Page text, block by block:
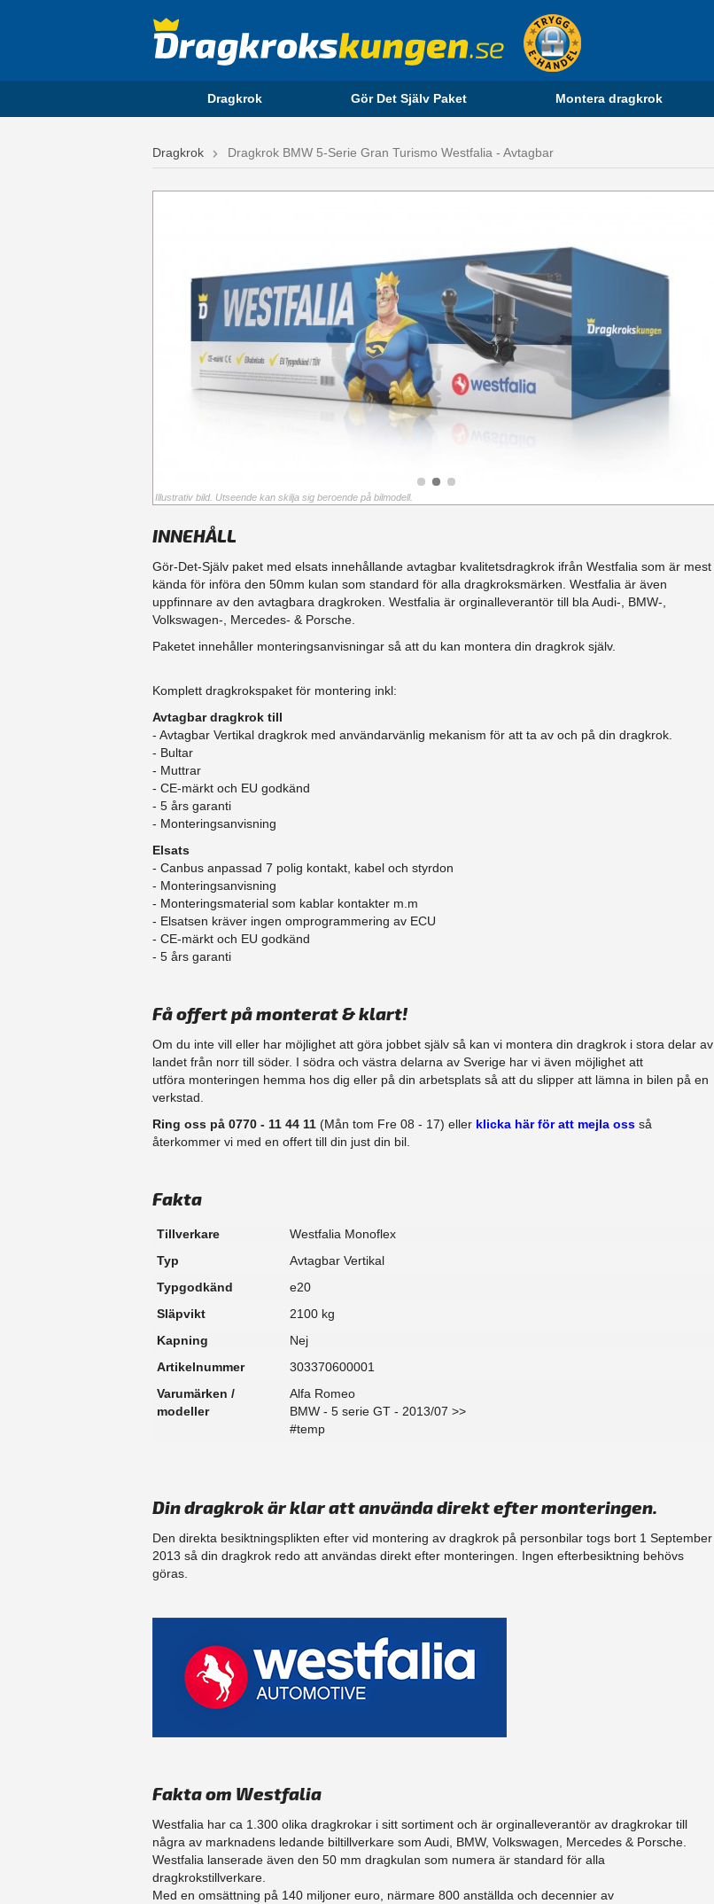
Dragkrok Gör Det Själv Paket Montera dragkrok
Dragkrok Dragkrok BMW 5-Serie Gran Turismo Westfalia - Avtagbar
Illustrativ bild. Utseende kan skilja sig beroende på bilmodell.
INNEHÅLL
Gör-Det-Själv paket med elsats innehållande avtagbar kvalitetsdragkrok ifrån Westfalia som är mest
kända för införa den 50mm kulan som standard för alla dragkroksmärken. Westfalia är även
uppfinnare av den avtagbara dragkroken. Westfalia är orginalleverantör till bla Audi-, BMW-,
Volkswagen-, Mercedes- & Porsche.
Paketet innehåller monteringsanvisningar så att du kan montera din dragkrok själv.
Komplett dragkrokspaket för montering inkl:
Avtagbar dragkrok till
- Avtagbar Vertikal dragkrok med användarvänlig mekanism för att ta av och på din dragkrok.
- Bultar
- Muttrar
- CE-märkt och EU godkänd
​- 5 års garanti
- Monteringsanvisning
Elsats
- Canbus anpassad 7 polig kontakt, kabel och styrdon
- Monteringsanvisning
- Monteringsmaterial som kablar kontakter m.m
- Elsatsen kräver ingen omprogrammering av ECU
- CE-märkt och EU godkänd
​- 5 års garanti
Få offert på monterat & klart!
Om du inte vill eller har möjlighet att göra jobbet själv så kan vi montera din dragkrok i stora delar av
landet från norr till söder. I södra och västra delarna av Sverige har vi även möjlighet att​
utföra monteringen hemma hos dig eller på din arbetsplats så att du slipper att lämna in bilen på en
verkstad.
Ring oss på 0770 - 11 44 11 (Mån tom Fre 08 - 17) eller klicka här för att mejla oss så
återkommer vi med en offert till din just din bil.
Fakta
Tillverkare
Westfalia Monoflex
Typ
Avtagbar Vertikal
Typgodkänd
e20
Släpvikt
2100 kg
Kapning
Nej
Artikelnummer
303370600001
Varumärken /
modeller
Alfa Romeo
BMW - 5 serie GT - 2013/07 >>
#temp
Din dragkrok är klar att använda direkt efter monteringen.
Den direkta besiktningsplikten efter vid montering av dragkrok på personbilar togs bort 1 September
2013 så din dragkrok redo att användas direkt efter monteringen. Ingen efterbesiktning behövs
göras.
Fakta om Westfalia
Westfalia har ca 1.300 olika dragkrokar i sitt sortiment och är orginalleverantör av dragkrokar till
några av marknadens ledande biltillverkare som Audi, BMW, Volkswagen, Mercedes & Porsche.
Westfalia lanserade även den 50 mm dragkulan som numera är standard för alla
dragkrokstillverkare.
Med en omsättning på 140 miljoner euro, närmare 800 anställda och decennier av